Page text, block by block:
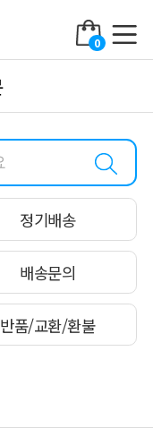
0
정기배송
배송문의
반품/교환/환불